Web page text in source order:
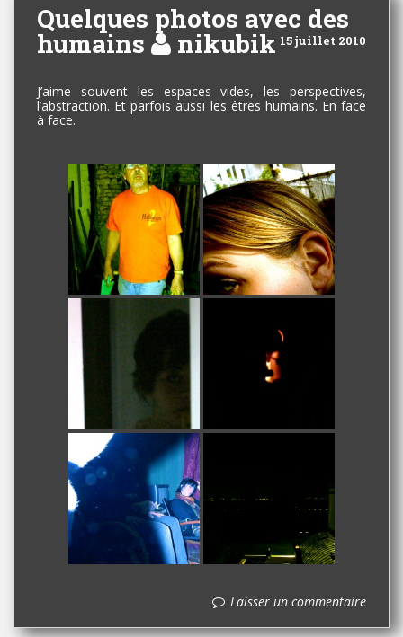
Quelques photos avec des
humains 15 juillet 2010
nikubik
J’aime souvent les espaces vides, les perspectives,
l’abstraction. Et parfois aussi les êtres humains. En face
à face.
Laisser un commentaire